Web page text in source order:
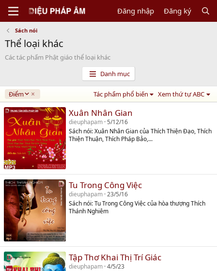
Đăng nhập Đăng ký
Sách nói
Thể loại khác
Các tác phẩm Phật giáo thể loại khác
Danh mục
Điểm
D
e
s
c
e
n
d
i
n
g
Tác phẩm phổ biến Xem thứ tự ABC
Xuân Nhân Gian
dieuphapam 5/12/16
Sách nói: Xuân Nhân Gian của Thích Thiện Đạo, Thích
Thiện Thuận, Thích Pháp Bảo,...
Tu Trong Công Việc
dieuphapam 23/5/16
Sách nói: Tu Trong Công Việc của hòa thượng Thích
Thánh Nghiêm
Tập Thơ Khai Thị Trí Giác
dieuphapam 4/5/23